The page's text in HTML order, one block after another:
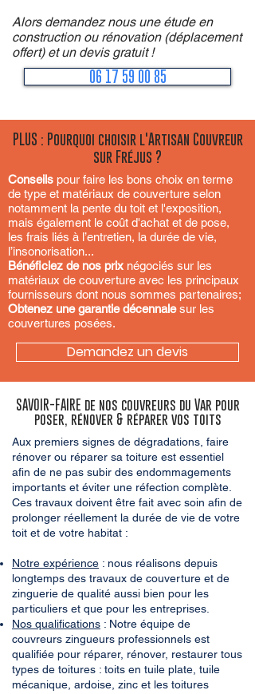
Alors demandez nous une étude en
construction ou rénovation (déplacement
offert) et un devis gratuit !
06 17 59 00 85
PLUS : Pourquoi choisir l'Artisan Couvreur
sur Fréjus ?
Conseils pour faire les bons choix en terme
de type et matériaux de couverture selon
notamment la pente du toit et l'exposition,
mais également le coût d'achat et de pose,
les frais liés à l’entretien, la durée de vie,
l’insonorisation...
Bénéficiez de nos prix négociés sur les
matériaux de couverture avec les principaux
fournisseurs dont nous sommes partenaires;
Obtenez une garantie décennalesur les
couvertures posées.
Demandez un devis
SAVOIR-FAIRE de nos couvreurs du Var pour
poser, rénover & réparer vos toits
Aux premiers signes de dégradations, faire
rénover ou réparer sa toiture est essentiel
afin de ne pas subir des endommagements
importants et éviter une réfection complète.
Ces travaux doivent être fait avec soin afin de
prolonger réellement la durée de vie de votre
toit et de votre habitat :
Notre expérience : nous réalisons depuis
longtemps des travaux de couverture et de
zinguerie de qualité aussi bien pour les
particuliers et que pour les entreprises.
Nos qualifications : Notre équipe de
couvreurs zingueurs professionnels est
qualifiée pour réparer, rénover, restaurer tous
types de toitures : toits en tuile plate, tuile
mécanique, ardoise, zinc et les toitures